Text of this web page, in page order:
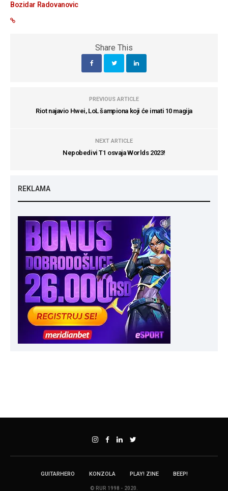
Bozidar Radovanovic
Share This
PREVIOUS ARTICLE
Riot najavio Hwei, LoL šampiona koji će imati 10 magija
NEXT ARTICLE
Nepobedivi T1 osvaja Worlds 2023!
REKLAMA
GUITARHERO KONZOLA PLAY! ZINE BEEP!
© RUR 1998 - 2020.